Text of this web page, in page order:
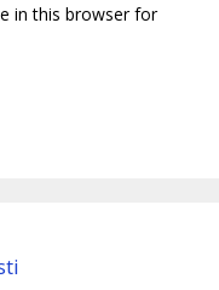
in this browser for